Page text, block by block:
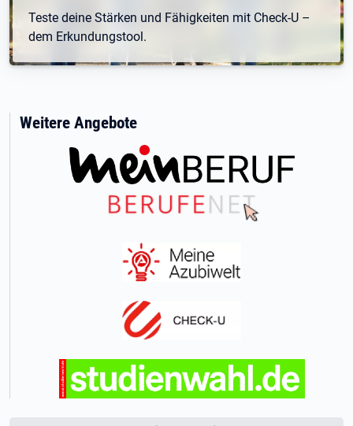
Teste deine Stärken und Fähigkeiten mit Check-U –
dem Erkundungstool.
Weitere Angebote